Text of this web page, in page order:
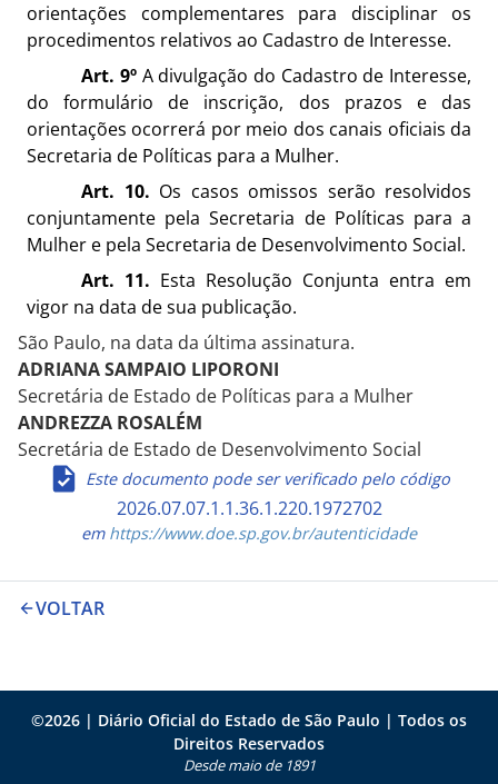
orientações complementares para disciplinar os
procedimentos relativos ao Cadastro de Interesse.
Art. 9ºA divulgação do Cadastro de Interesse,
do formulário de inscrição, dos prazos e das
orientações ocorrerá por meio dos canais oficiais da
Secretaria de Políticas para a Mulher.
Art. 10. Os casos omissos serão resolvidos
conjuntamente pela Secretaria de Políticas para a
Mulher e pela Secretaria de Desenvolvimento Social.
Art. 11. Esta Resolução Conjunta entra em
vigor na data de sua publicação.
São Paulo, na data da última assinatura.
ADRIANA SAMPAIO LIPORONI
Secretária de Estado de Políticas para a Mulher
ANDREZZA ROSALÉM
Secretária de Estado de Desenvolvimento Social
Este documento pode ser verificado pelo código
2026.07.07.1.1.36.1.220.1972702
emhttps://www.doe.sp.gov.br/autenticidade
VOLTAR
©2026 | Diário Oficial do Estado de São Paulo | Todos os
Direitos Reservados
Desde maio de 1891